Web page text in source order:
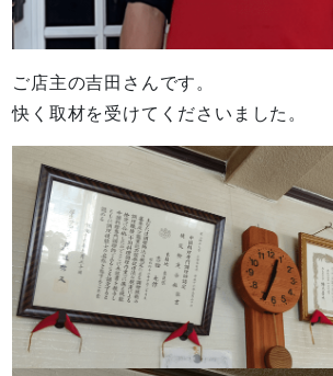
ご店主の吉田さんです。
快く取材を受けてくださいました。